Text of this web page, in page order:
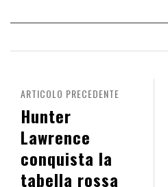
ARTICOLO PRECEDENTE
Hunter
Lawrence
conquista la
tabella rossa